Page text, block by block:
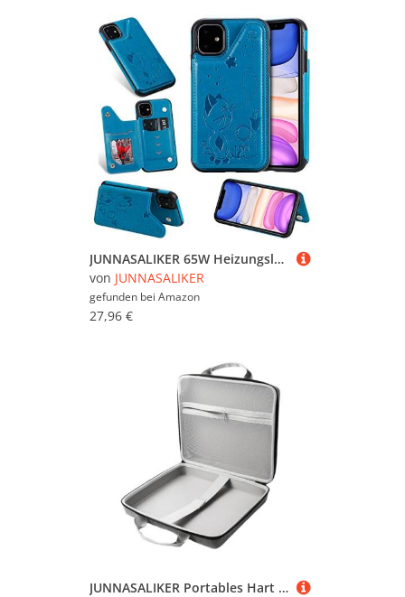
JUNNASALIKER 65W Heizungslötplatte Schweißer Heißer Vorheizungschip Schweißstation 12V Thermostat Für Reparaturlabor
von JUNNASALIKER
gefunden bei Amazon
27,96 €
JUNNASALIKER Portables Hart Transportierende Hülle Schutzbeutel Nur Für Router Fall